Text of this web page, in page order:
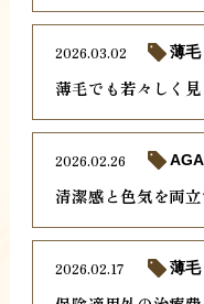
薄毛でも若々しく
2026.03.02 薄毛
清潔感と色気を両
2026.02.26 AGA
2026.02.17 薄毛